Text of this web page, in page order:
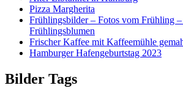
Pizza Margherita
Frühlingsbilder – Fotos vom Frühling –
Frühlingsblumen
Frischer Kaffee mit Kaffeemühle
Hamburger Hafengeburtstag 2023
Bilder Tags